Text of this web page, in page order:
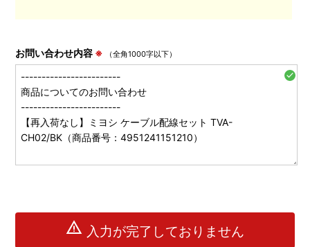
お問い合わせ内容 ※ （全角1000字以下）
warning 入力が完了しておりません
check